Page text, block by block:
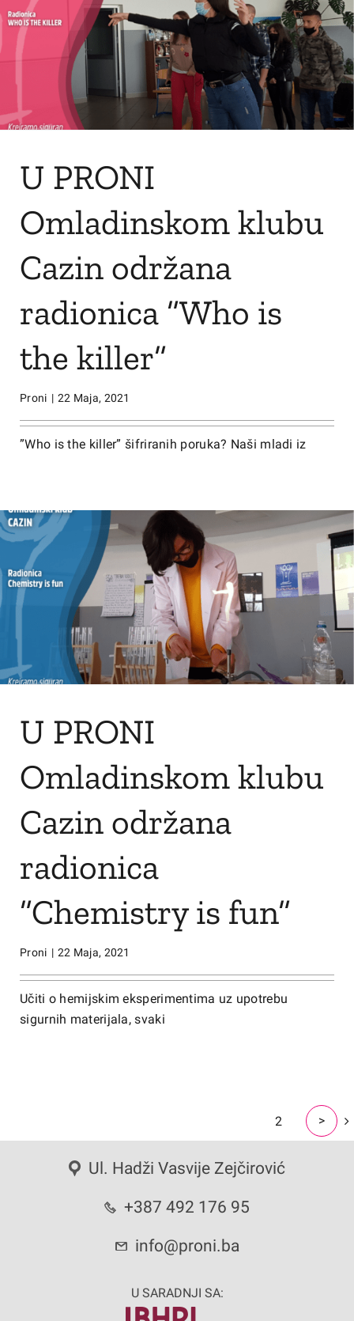
U PRONI
Omladinskom klubu
Cazin održana
radionica ”Who is
the killer”
Proni | 22 Maja, 2021
”Who is the killer” šifriranih poruka? Naši mladi iz
U PRONI
Omladinskom klubu
Cazin održana
radionica
”Chemistry is fun”
Proni | 22 Maja, 2021
Učiti o hemijskim eksperimentima uz upotrebu
sigurnih materijala, svaki
2 >
Ul. Hadži Vasvije Zejčirović
+387 492 176 95
info@proni.ba
U SARADNJI SA: